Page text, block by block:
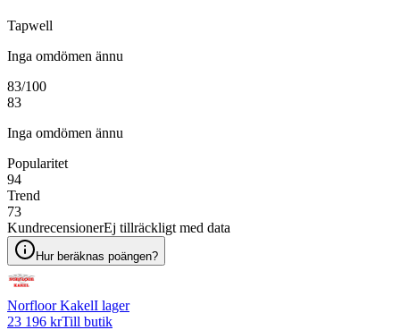
Tapwell
Inga omdömen ännu
83/100
83
Inga omdömen ännu
Popularitet
94
Trend
73
KundrecensionerEj tillräckligt med data
Hur beräknas poängen?
Norfloor KakelI lager
23 196 krTill butik